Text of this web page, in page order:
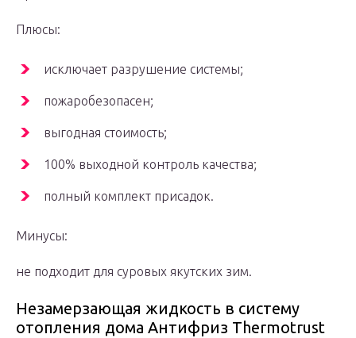
Плюсы:
исключает разрушение системы;
пожаробезопасен;
выгодная стоимость;
100% выходной контроль качества;
полный комплект присадок.
Минусы:
не подходит для суровых якутских зим.
Незамерзающая жидкость в систему
отопления дома Антифриз Thermotrust